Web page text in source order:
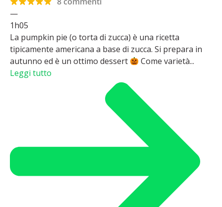
—
1h05
La pumpkin pie (o torta di zucca) è una ricetta
tipicamente americana a base di zucca. Si prepara in
autunno ed è un ottimo dessert
Come varietà...
Leggi tutto